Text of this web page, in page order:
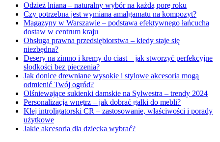
Odzież lniana – naturalny wybór na każdą porę roku
Czy potrzebna jest wymiana amalgamatu na kompozyt?
Magazyny w Warszawie – podstawa efektywnego łańcucha
dostaw w centrum kraju
Obsługa prawna przedsiębiorstwa – kiedy staje się
niezbędna?
Desery na zimno i kremy do ciast – jak stworzyć perfekcyjne
słodkości bez pieczenia?
Jak donice drewniane wysokie i stylowe akcesoria mogą
odmienić Twój ogród?
Olśniewające sukienki damskie na Sylwestra – trendy 2024
Personalizacja wnętrz – jak dobrać gałki do mebli?
Klej introligatorski CR – zastosowanie, właściwości i porady
użytkowe
Jakie akcesoria dla dziecka wybrać?